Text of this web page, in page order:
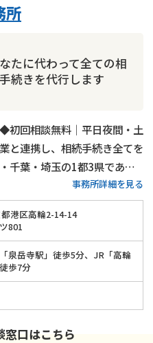
たに代わって全ての相
続きを代行します
所
初回相談無料｜平日夜間・土
と連携し、相続手続き全てを
千葉・埼玉の1都3県であれ
／相続財産調査代行／遺産分
調整／銀行口座の解約、名義
おまかせください
事務所詳細を見る
港区高輪2-14-14
801
泉岳寺駅」徒歩5分、JR「高輪
歩7分
窓口はこちら